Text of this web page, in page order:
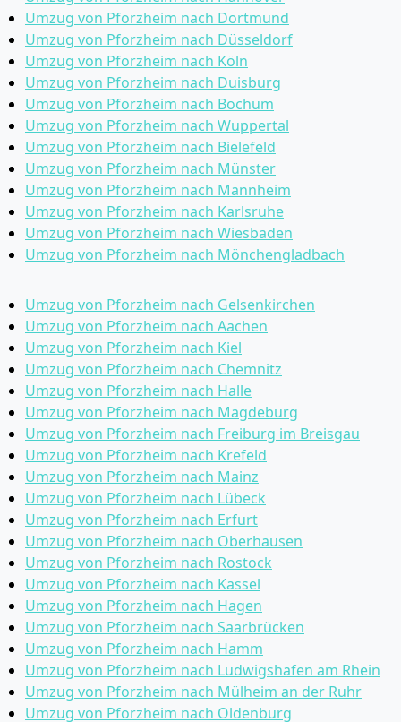
Umzug von Pforzheim nach Dortmund
Umzug von Pforzheim nach Düsseldorf
Umzug von Pforzheim nach Köln
Umzug von Pforzheim nach Duisburg
Umzug von Pforzheim nach Bochum
Umzug von Pforzheim nach Wuppertal
Umzug von Pforzheim nach Bielefeld
Umzug von Pforzheim nach Münster
Umzug von Pforzheim nach Mannheim
Umzug von Pforzheim nach Karlsruhe
Umzug von Pforzheim nach Wiesbaden
Umzug von Pforzheim nach Mönchen­gladbach
Umzug von Pforzheim nach Gelsenkirchen
Umzug von Pforzheim nach Aachen
Umzug von Pforzheim nach Kiel
Umzug von Pforzheim nach Chemnitz
Umzug von Pforzheim nach Halle
Umzug von Pforzheim nach Magdeburg
Umzug von Pforzheim nach Freiburg im Breisgau
Umzug von Pforzheim nach Krefeld
Umzug von Pforzheim nach Mainz
Umzug von Pforzheim nach Lübeck
Umzug von Pforzheim nach Erfurt
Umzug von Pforzheim nach Oberhausen
Umzug von Pforzheim nach Rostock
Umzug von Pforzheim nach Kassel
Umzug von Pforzheim nach Hagen
Umzug von Pforzheim nach Saarbrücken
Umzug von Pforzheim nach Hamm
Umzug von Pforzheim nach Ludwigshafen am Rhein
Umzug von Pforzheim nach Mülheim an der Ruhr
Umzug von Pforzheim nach Oldenburg